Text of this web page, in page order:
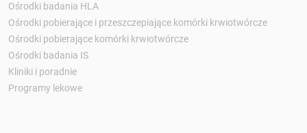
Ośrodki badania HLA
Ośrodki pobierające i przeszczepiające komórki krwiotwórcze
Ośrodki pobierające komórki krwiotwórcze
Ośrodki badania IS
Kliniki i poradnie
Programy lekowe